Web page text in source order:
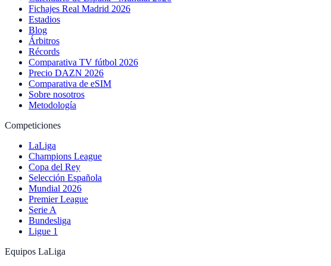
Fichajes Real Madrid 2026
Estadios
Blog
Árbitros
Récords
Comparativa TV fútbol 2026
Precio DAZN 2026
Comparativa de eSIM
Sobre nosotros
Metodología
Competiciones
LaLiga
Champions League
Copa del Rey
Selección Española
Mundial 2026
Premier League
Serie A
Bundesliga
Ligue 1
Equipos LaLiga